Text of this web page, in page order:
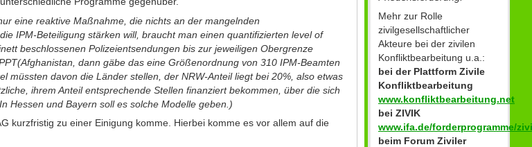
eine reaktive Maßnahme, die nichts an der mangelnden
IPM-Beteiligung stärken will, braucht man einen quantifizierten level of
beschlossenen Polizeientsendungen bis zur jeweiligen Obergrenze
dann gäbe das eine Größenordnung von 310 IPM-Beamten
müssten davon die Länder stellen, der NRW-Anteil liegt bei 20%, also etwas
ihrem Anteil entsprechende Stellen finanziert bekommen, über die sich
Hessen und Bayern soll es solche Modelle geben.)
kurzfristig zu einer Einigung komme. Hierbei komme es vor allem auf die
Mehr zur Rolle
zivilgesellschaftlicher
Akteure bei der zivilen
Konfliktbearbeitung u.a.:
bei der Plattform Zivile
Konfliktbearbeitung
www.konfliktbearbeitung.net
bei ZIVIK
www.ifa.de/forderprogramme/
beim Forum Ziviler